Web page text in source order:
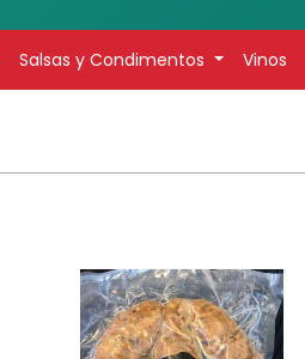
Salsas y Condimentos Vinos